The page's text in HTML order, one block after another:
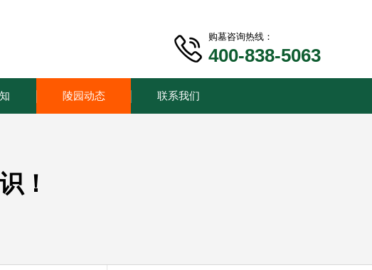
购墓咨询热线：
400-838-5063
陵园动态 联系我们
！